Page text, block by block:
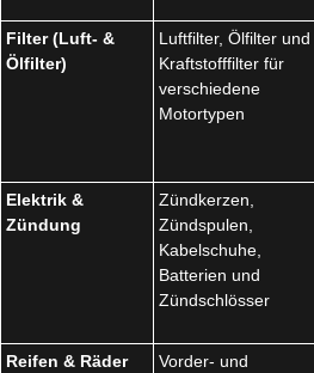
Filter (Luft- &
Ölfilter)
Luftfilter, Ölfilter und
Kraftstofffilter für
verschiedene
Motortypen
Elektrik &
Zündung
Zündkerzen,
Zündspulen,
Kabelschuhe,
Batterien und
Zündschlösser
Reifen & Räder
Vorder- und